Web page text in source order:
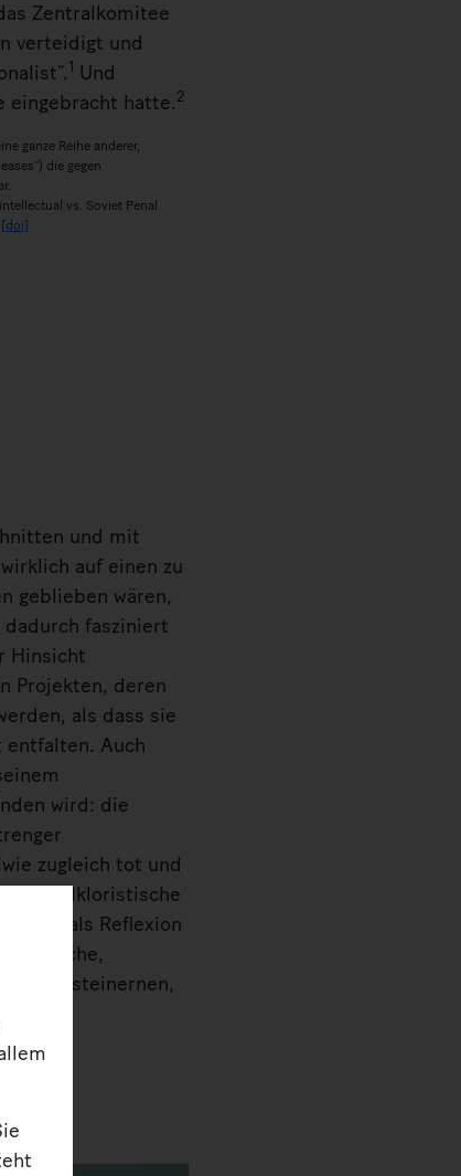
Zentralkomitee
verteidigt und
1 Und
eingebracht hatte.2
ganze Reihe anderer,
die gegen
vs. Soviet Penal
[doi]
und mit
auf einen zu
geblieben wären,
fasziniert
Hinsicht
Projekten, deren
als dass sie
Auch
wird: die
zugleich tot und
das folkloristische
stets als Reflexion
die steinernen,